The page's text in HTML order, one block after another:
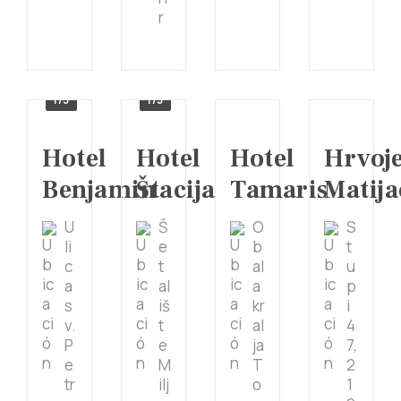
r
1/3
Hotel
Benjamin
U
li
c
a
s
v.
P
e
tr
1/5
Hotel
Štacija
Š
e
t
al
iš
t
e
M
ilj
Hotel
Tamaris
O
b
al
a
kr
al
ja
T
o
S
t
u
p
i
4
7,
2
1